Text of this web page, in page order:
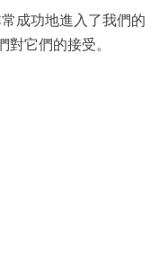
成功地進入了我們的
它們的接受。